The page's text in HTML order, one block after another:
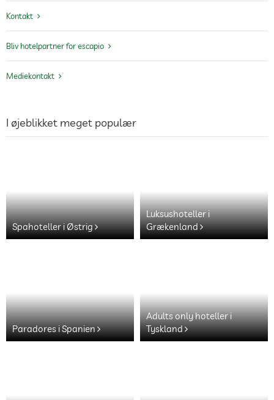
Kontakt
Bliv hotelpartner for escapio
Mediekontakt
I øjeblikket meget populær
Spahoteller i Østrig
Luksushoteller i
Grækenland
Paradores i Spanien
Adults only hoteller i
Tyskland